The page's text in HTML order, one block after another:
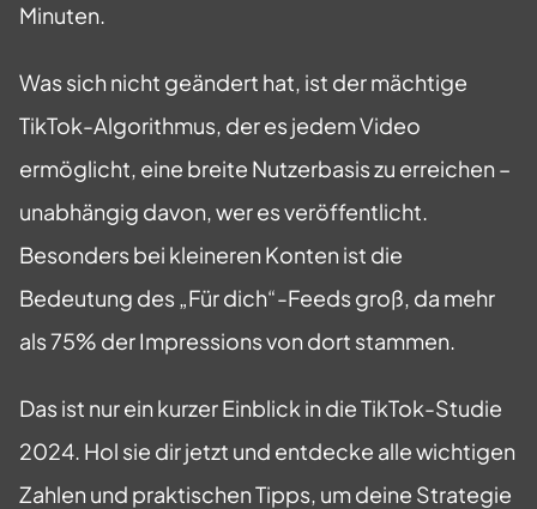
Minuten.
Was sich nicht geändert hat, ist der mächtige
TikTok-Algorithmus, der es jedem Video
ermöglicht, eine breite Nutzerbasis zu erreichen –
unabhängig davon, wer es veröffentlicht.
Besonders bei kleineren Konten ist die
Bedeutung des „Für dich“-Feeds groß, da mehr
als 75% der Impressions von dort stammen.
Das ist nur ein kurzer Einblick in die TikTok-Studie
2024. Hol sie dir jetzt und entdecke alle wichtigen
Zahlen und praktischen Tipps, um deine Strategie